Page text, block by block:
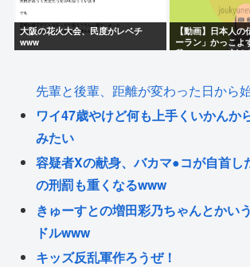
大阪の花火大会、民度がレベチ
www
【動画】日本人
ーラン」かっこよ
我々のDNAに刻ま
先輩と後輩、距離が変わった日から
ワイ47歳やけど何も上手くいかんか
みたい
容疑者Xの献身、バカマ●コが自首し
の刑罰も重くなるwww
きゅーすとの増田彩乃ちゃんとかい
ドルwww
キッズ反乱軍作ろうぜ！